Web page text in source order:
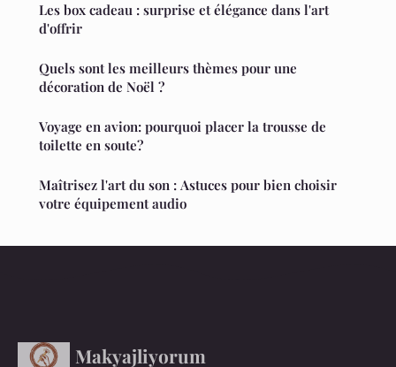
Les box cadeau : surprise et élégance dans l'art
d'offrir
Quels sont les meilleurs thèmes pour une
décoration de Noël ?
Voyage en avion: pourquoi placer la trousse de
toilette en soute?
Maîtrisez l'art du son : Astuces pour bien choisir
votre équipement audio
Makyajliyorum